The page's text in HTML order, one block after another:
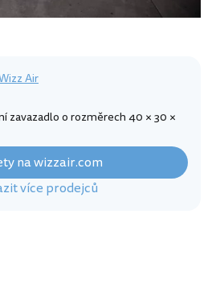
Air
zavazadlo o rozměrech 40 × 30 ×
na wizzair.com
více prodejců